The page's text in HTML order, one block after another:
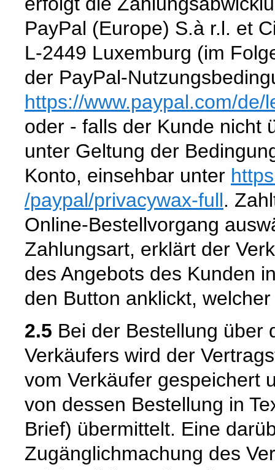
PayPal (Europe) S.à r.l. et
L-2449 Luxemburg (im
der PayPal-
https://www.paypal.com/de/
oder - falls der Kunde nicht
unter Geltung der
Konto, einsehbar unter
/paypal/privacywax-full.
Online-Bestellvorgang
Zahlungsart, erklärt der
des Angebots des Kunden
den Button anklickt,
2.5 Bei der Bestellung über
Verkäufers wird der
vom Verkäufer gespeichert
von dessen Bestellung in
Brief) übermittelt. Eine
Zugänglichmachung des